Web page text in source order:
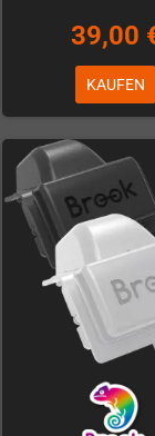
39,00
KAUFEN